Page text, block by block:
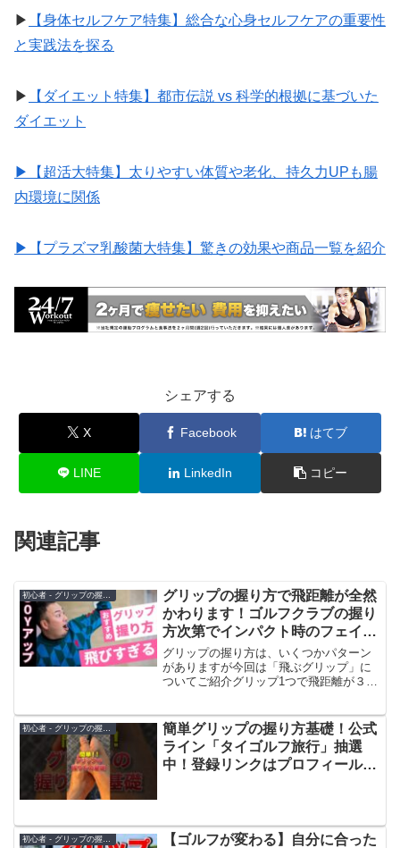
▶︎
【身体セルフケア特集】総合な心身セルフケアの重要性
と実践法を探る
▶︎
【ダイエット特集】都市伝説 vs 科学的根拠に基づいた
ダイエット
▶︎【超活大特集】太りやすい体質や老化、持久力UPも腸
内環境に関係
▶︎【プラズマ乳酸菌大特集】驚きの効果や商品一覧を紹介
シェアする
X Facebook はてブ
LINE LinkedIn コピー
関連記事
グリップの握り方で飛距離が全然
かわります！ゴルフクラブの握り
方次第でインパクト時のフェイス
の角度が変わってくるので重要で
す
グリップの握り方は、いくつかパターン
がありますが今回は「飛ぶグリップ」に
ついてご紹介グリップ1つで飛距離が３０
がやって欲しい！など有りましたら動画
のコメント欄でお...
初心者 - グリップの握り方
簡単グリップの握り方基礎！公式
ライン「タイゴルフ旅行」抽選
中！登録リンクはプロフィールに
【ゴルフが変わる】自分に合った